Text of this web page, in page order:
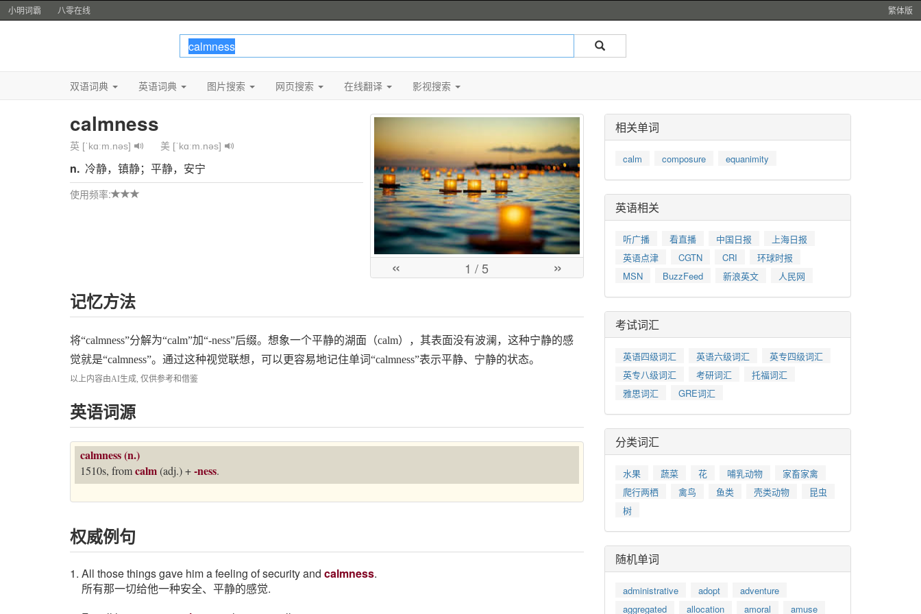
小明词霸 八零在线 繁体版
双语词典 英语词典 图片搜索 网页搜索 在线翻译 影视搜索
calmness
英 [ˈkɑːm.nəs] 美 [ˈkɑːm.nəs]
n. 冷静，镇静；平静，安宁
使用频率:
« 1 / 5 »
记忆方法
将“calmness”分解为“calm”加“-ness”后缀。想象一个平静的湖面（calm），其表面没有波澜，这种宁静的感
觉就是“calmness”。通过这种视觉联想，可以更容易地记住单词“calmness”表示平静、宁静的状态。
以上内容由AI生成, 仅供参考和借鉴
英语词源
calmness (n.)
1510s, fromcalm(adj.) +-ness.
权威例句
1. All those things gave him a feeling of security and calmness.
所有那一切给他一种安全、平静的感觉.
相关单词
calm composure equanimity
英语相关
听广播 看直播 中国日报
上海日报
英语点津
CGTN CRI
环球时报
MSN
BuzzFeed 新浪英文 人民网
考试词汇
英语四级词汇 英语六级词汇
英专四级词汇
英专八级词汇
考研词汇
托福词汇
雅思词汇
GRE词汇
分类词汇
水果 蔬菜 花 哺乳动物
家畜家禽
爬行两栖
禽鸟 鱼类 壳类动物
昆虫
树
随机单词
administrative adopt
adventure
aggregated
allocation amoral amuse